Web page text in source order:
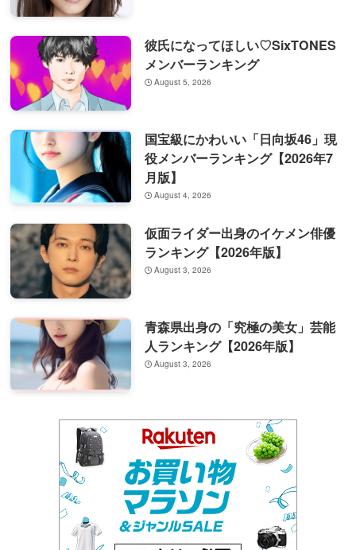
彼氏になってほしい♡SixTONES
メンバーランキング
August 5, 2026
国宝級にかわいい「日向坂46」現
役メンバーランキング【2026年7
月版】
August 4, 2026
仮面ライダー出身のイケメン俳優
ランキング【2026年版】
August 3, 2026
青森県出身の「究極の美女」芸能
人ランキング【2026年版】
August 3, 2026